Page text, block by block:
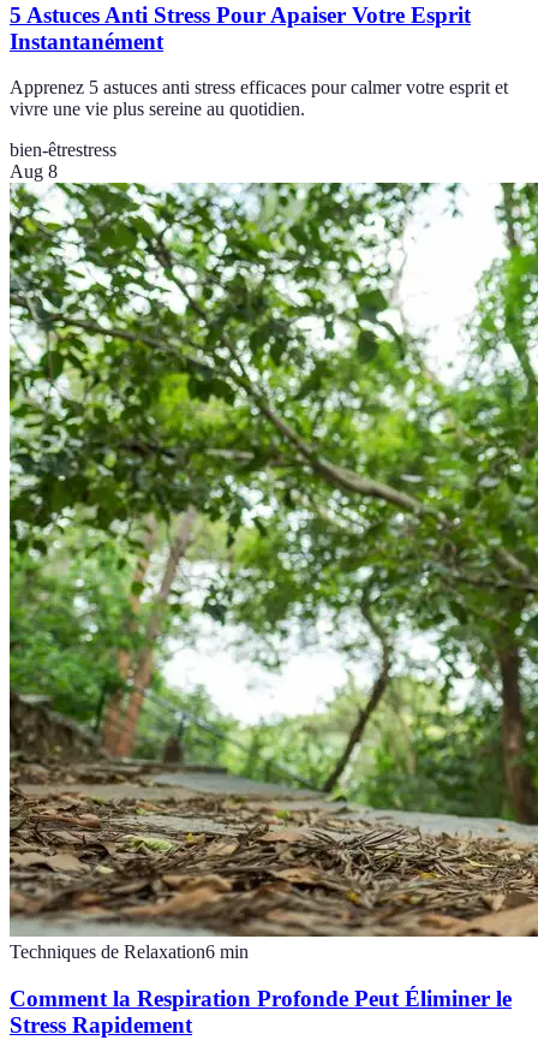
5 Astuces Anti Stress Pour Apaiser Votre Esprit
Instantanément
Apprenez 5 astuces anti stress efficaces pour calmer votre esprit et
vivre une vie plus sereine au quotidien.
bien-êtrestress
Aug 8
Techniques de Relaxation6 min
Comment la Respiration Profonde Peut Éliminer le
Stress Rapidement